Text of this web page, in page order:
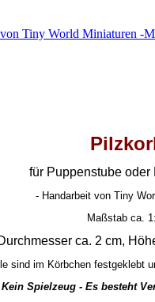
Tiny World Miniaturen -
für Puppenstube oder
- Handarbeit von Tiny
Maßstab ca.
ca. 2 cm,
sind im Körbchen festgeklebt
Kein Spielzeug - Es besteht